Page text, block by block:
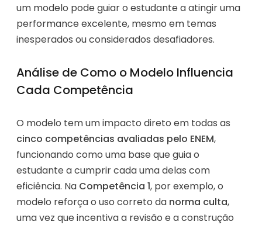
um modelo pode guiar o estudante a atingir uma
performance excelente, mesmo em temas
inesperados ou considerados desafiadores.
Análise de Como o Modelo Influencia
Cada Competência
O modelo tem um impacto direto em todas as
cinco competências avaliadas pelo ENEM,
funcionando como uma base que guia o
estudante a cumprir cada uma delas com
eficiência. Na Competência 1, por exemplo, o
modelo reforça o uso correto da norma culta,
uma vez que incentiva a revisão e a construção